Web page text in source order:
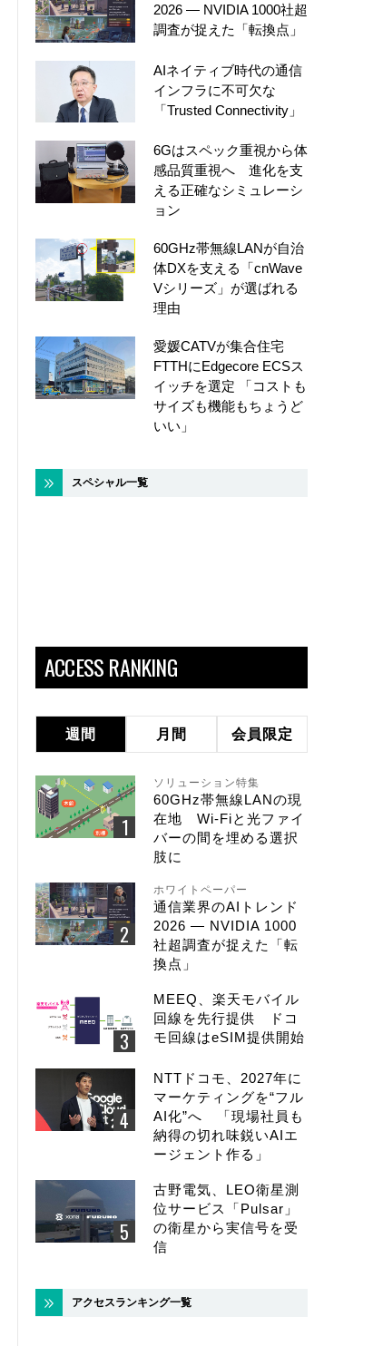
2026 ― NVIDIA 1000社超
調査が捉えた「転換点」
AIネイティブ時代の通信
インフラに不可欠な
「Trusted Connectivity」
6Gはスペック重視から体
感品質重視へ 進化を支
える正確なシミュレーシ
ョン
60GHz帯無線LANが自治
体DXを支える「cnWave
Vシリーズ」が選ばれる
理由
愛媛CATVが集合住宅
FTTHにEdgecore ECSス
イッチを選定 「コストも
サイズも機能もちょうど
いい」
スペシャル一覧
ACCESS RANKING
週間 月間 会員限定
ソリューション特集
60GHz帯無線LANの現
在地 Wi-Fiと光ファイ
バーの間を埋める選択
肢に
ホワイトペーパー
通信業界のAIトレンド
2026 ― NVIDIA 1000
社超調査が捉えた「転
換点」
MEEQ、楽天モバイル
回線を先行提供 ドコ
モ回線はeSIM提供開始
NTTドコモ、2027年に
マーケティングを“フル
AI化”へ 「現場社員も
納得の切れ味鋭いAIエ
ージェント作る」
古野電気、LEO衛星測
位サービス「Pulsar」
の衛星から実信号を受
信
アクセスランキング一覧